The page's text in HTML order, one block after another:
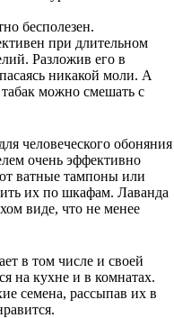
бесполезен.
при длительном
Разложив его в
никакой моли. А
табак можно смешать с
человеческого обоняния
очень эффективно
ватные тампоны или
их по шкафам. Лаванда
виде, что не менее
в том числе и своей
на кухне и в комнатах.
семена, рассыпав их в